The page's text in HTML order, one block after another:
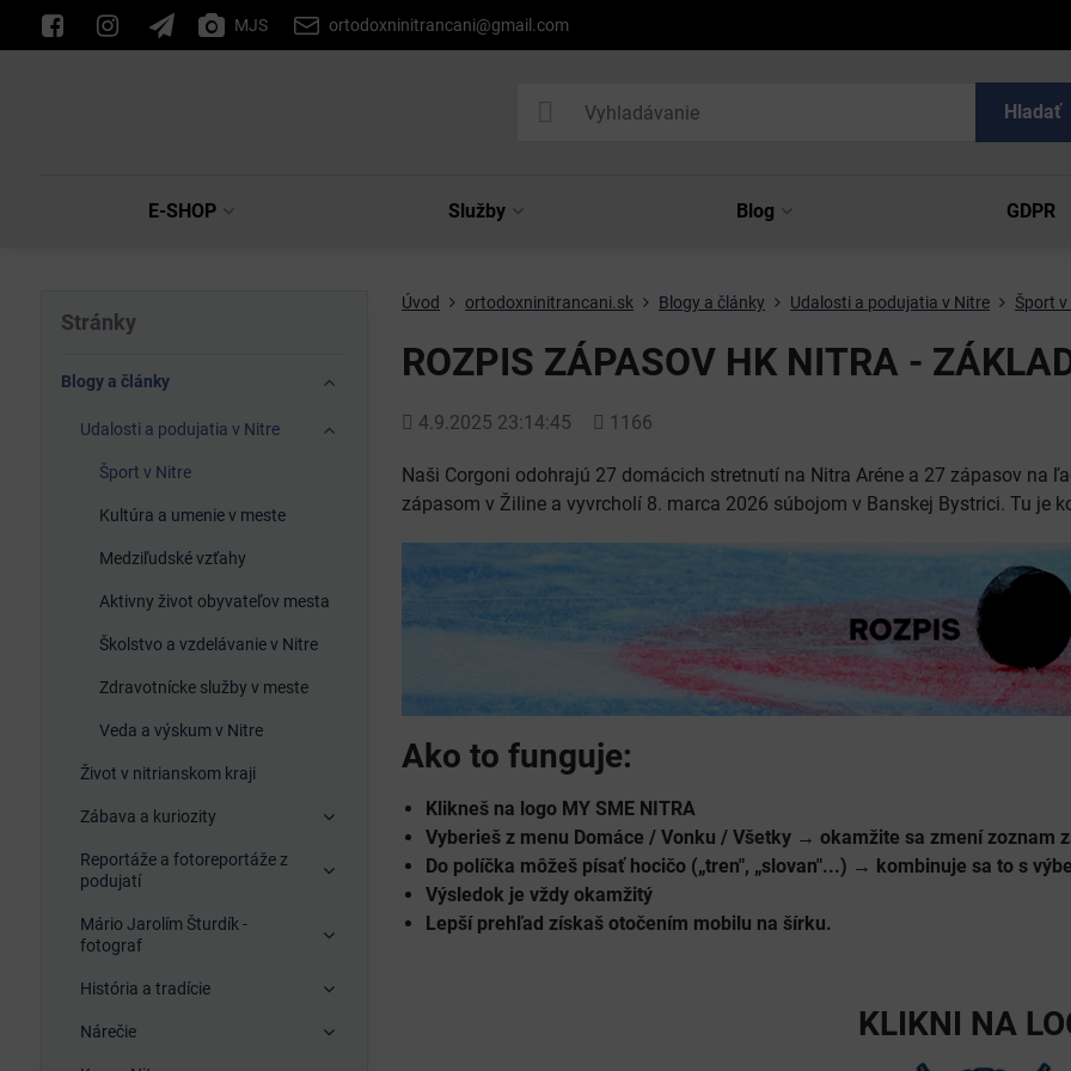
MJS ortodoxninitrancani@gmail.com
Hladať
E-SHOP Služby Blog GDPR
Úvod ortodoxninitrancani.sk Blogy a články Udalosti a podujatia v Nitre Šport
ROZPIS ZÁPASOV HK NITRA -
Pridané
4.9.2025 23:14:45
Počet
1166
Naši Corgoni odohrajú 27 domácich stretnutí na Nitra Aréne a 27 zápasov na
zápasom v Žiline a vyvrcholí 8. marca 2026 súbojom v Banskej Bystrici. Tu je
Ako to funguje:
Klikneš na logo MY SME NITRA
Vyberieš z menu Domáce / Vonku / Všetky → okamžite sa zmení zoznam
Do políčka môžeš písať hocičo („tren", „slovan"...) → kombinuje sa to s
Výsledok je vždy okamžitý
Lepší prehľad získaš otočením mobilu na šírku.
KLIKNI NA
Stránky
Blogy a články
Udalosti a podujatia v Nitre
Šport v Nitre
Kultúra a umenie v meste
Medziľudské vzťahy
Aktivny život obyvateľov mesta
Školstvo a vzdelávanie v Nitre
Zdravotnícke služby v meste
Veda a výskum v Nitre
Život v nitrianskom kraji
Zábava a kuriozity
Reportáže a fotoreportáže z
podujatí
Mário Jarolím Šturdík -
fotograf
História a tradície
Nárečie